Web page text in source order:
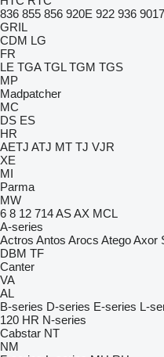
836 855 856 920E 922 936 9017
GRIL
CDM LG
FR
LE TGA TGL TGM TGS
MP
Madpatcher
MC
DS ES
HR
AETJ ATJ MT TJ VJR
XE
MI
Parma
MW
6 8 12 714ASAX MCL
A-series
Actros Antos Arocs AtegoAxor
DBM TF
Canter
VA
AL
B-series D-series E-series L-
120 HR N-series
Cabstar NT
NM